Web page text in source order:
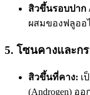
สิวขึ้นรอบปาก
ผสมของฟลูออ
5. โซนคางและก
สิวขึ้นที่คาง: เ
(Androgen)